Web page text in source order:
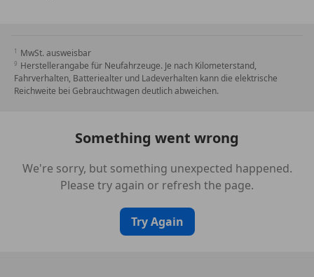
MwSt. ausweisbar
Herstellerangabe für Neufahrzeuge. Je nach Kilometerstand,
Fahrverhalten, Batteriealter und Ladeverhalten kann die elektrische
Reichweite bei Gebrauchtwagen deutlich abweichen.
Something went wrong
We're sorry, but something unexpected happened.
Please try again or refresh the page.
Try Again